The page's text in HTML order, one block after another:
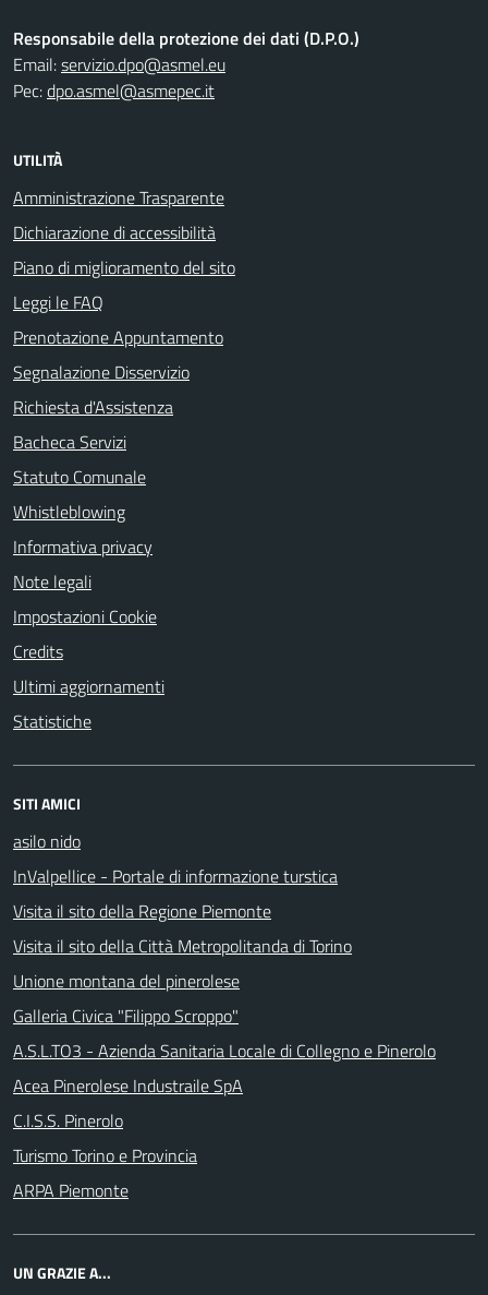
Responsabile della protezione dei dati (D.P.O.)
Email:servizio.dpo@asmel.eu
Pec:dpo.asmel@asmepec.it
UTILITÀ
Amministrazione Trasparente
Dichiarazione di accessibilità
Piano di miglioramento del sito
Leggi le FAQ
Prenotazione Appuntamento
Segnalazione Disservizio
Richiesta d'Assistenza
Bacheca Servizi
Statuto Comunale
Whistleblowing
Informativa privacy
Note legali
Impostazioni Cookie
Credits
Ultimi aggiornamenti
Statistiche
SITI AMICI
asilo nido
InValpellice - Portale di informazione turstica
Visita il sito della Regione Piemonte
Visita il sito della Città Metropolitanda di Torino
Unione montana del pinerolese
Galleria Civica "Filippo Scroppo"
A.S.L.TO3 - Azienda Sanitaria Locale di Collegno e Pinerolo
Acea Pinerolese Industraile SpA
C.I.S.S. Pinerolo
Turismo Torino e Provincia
ARPA Piemonte
UN GRAZIE A...